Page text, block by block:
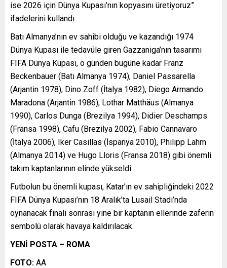
ise 2026 için Dünya Kupası’nın kopyasını üretiyoruz”
ifadelerini kullandı.
Batı Almanya’nın ev sahibi olduğu ve kazandığı 1974
Dünya Kupası ile tedavüle giren Gazzaniga’nın tasarımı
FIFA Dünya Kupası, o günden bugüne kadar Franz
Beckenbauer (Batı Almanya 1974), Daniel Passarella
(Arjantin 1978), Dino Zoff (İtalya 1982), Diego Armando
Maradona (Arjantin 1986), Lothar Matthäus (Almanya
1990), Carlos Dunga (Brezilya 1994), Didier Deschamps
(Fransa 1998), Cafu (Brezilya 2002), Fabio Cannavaro
(İtalya 2006), Iker Casillas (İspanya 2010), Philipp Lahm
(Almanya 2014) ve Hugo Lloris (Fransa 2018) gibi önemli
takım kaptanlarının elinde yükseldi.
Futbolun bu önemli kupası, Katar’ın ev sahipliğindeki 2022
FIFA Dünya Kupası’nın 18 Aralık’ta Lusail Stadı’nda
oynanacak finali sonrası yine bir kaptanın ellerinde zaferin
sembolü olarak havaya kaldırılacak.
YENİ POSTA – ROMA
FOTO: AA